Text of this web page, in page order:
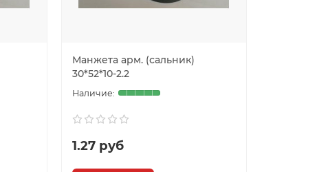
Манжета арм. (сальник)
30*52*10-2.2
1.27 руб